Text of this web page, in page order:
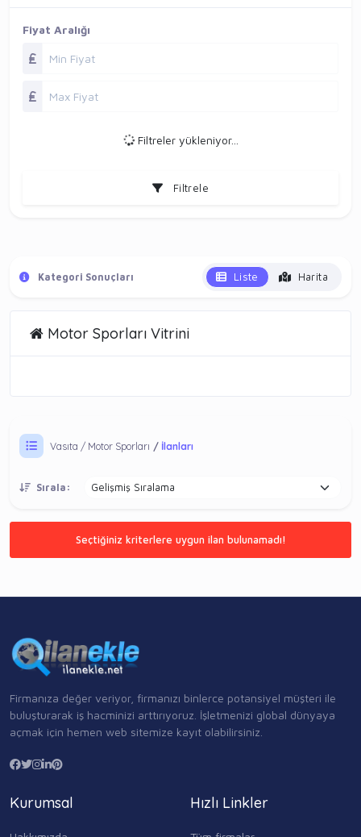
Fiyat Aralığı
Filtreler yükleniyor...
Filtrele
Kategori Sonuçları Liste Harita
Motor Sporları Vitrini
Vasıta Motor Sporları İlanları
Sırala:
Seçtiğiniz kriterlere uygun ilan bulunamadı!
Firmanıza değer veriyor, firmanızı binlerce potansiyel müşteri ile
buluşturarak iş hacminizi arttırıyoruz. İşletmenizi global dünyaya
açmak için hemen web sitemize kayıt olabilirsiniz.
Kurumsal Hızlı Linkler